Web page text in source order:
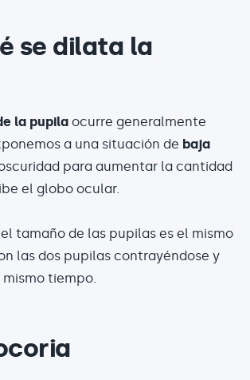
se dilata la
la pupila ocurre generalmente
a una situación de baja
para aumentar la cantidad
el globo ocular.
tamaño de las pupilas es el mismo
las dos pupilas contrayéndose y
tiempo.